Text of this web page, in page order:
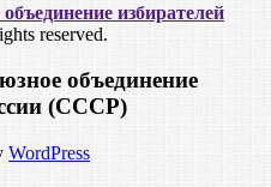
избирателей
reserved.
объединение
(СССР)
WordPress